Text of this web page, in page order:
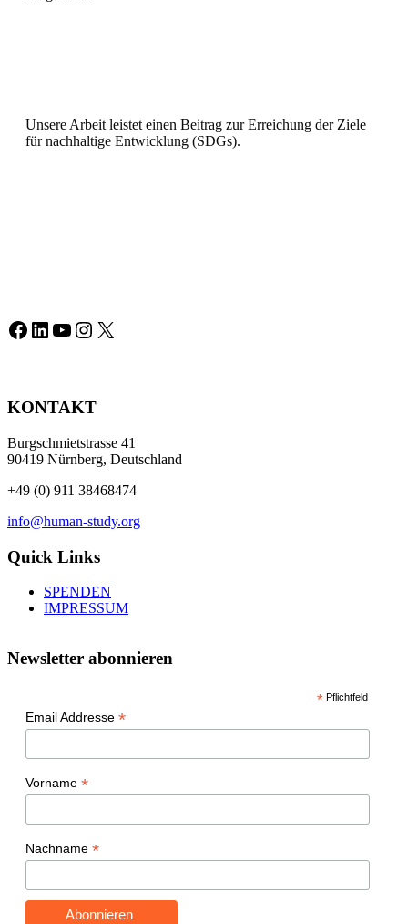
Unsere Arbeit leistet einen Beitrag zur Erreichung der Ziele
für nachhaltige Entwicklung (SDGs).
Facebook
LinkedIn
YouTube
Instagram
X
KONTAKT
Burgschmietstrasse 41
90419 Nürnberg, Deutschland
+49 (0) 911 38468474
info@human-study.org
Quick Links
SPENDEN
IMPRESSUM
Newsletter abonnieren
* Pflichtfeld
Email Addresse *
Vorname *
Nachname *